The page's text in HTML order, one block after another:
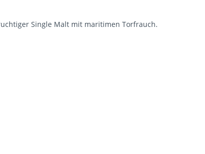
Single Malt mit maritimen Torfrauch.